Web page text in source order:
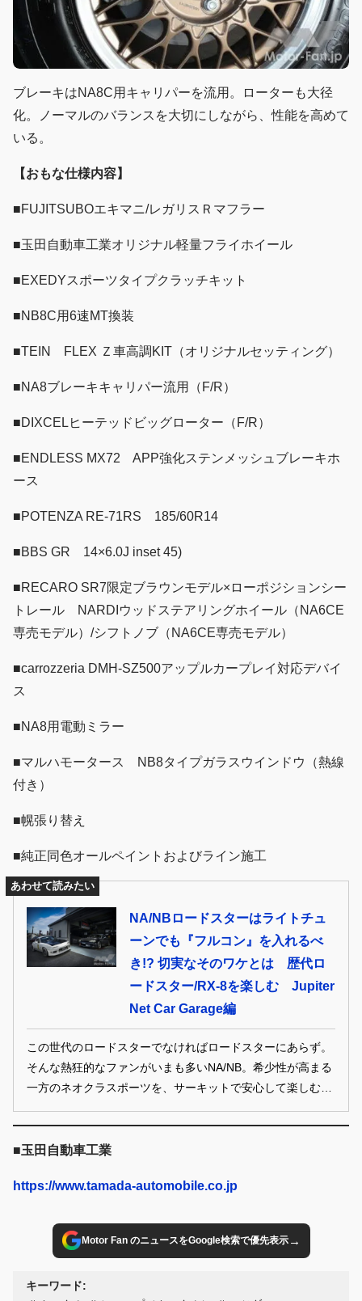
ブレーキはNA8C用キャリパーを流用。ローターも大径
化。ノーマルのバランスを大切にしながら、性能を高めて
いる。
【おもな仕様内容】
■FUJITSUBOエキマニ/レガリスＲマフラー
■玉田自動車工業オリジナル軽量フライホイール
■EXEDYスポーツタイプクラッチキット
■NB8C用6速MT換装
■TEIN FLEX Ｚ車高調KIT（オリジナルセッティング）
■NA8ブレーキキャリパー流用（F/R）
■DIXCELヒーテッドビッグローター（F/R）
■ENDLESS MX72 APP強化ステンメッシュブレーキホ
ース
■POTENZA RE-71RS 185/60R14
■BBS GR 14×6.0J inset 45)
■RECARO SR7限定ブラウンモデル×ローポジションシー
トレール NARDIウッドステアリングホイール（NA6CE
専売モデル）/シフトノブ（NA6CE専売モデル）
■carrozzeria DMH-SZ500アップルカープレイ対応デバイ
ス
■NA8用電動ミラー
■マルハモータース NB8タイプガラスウインドウ（熱線
付き）
■幌張り替え
■純正同色オールペイントおよびライン施工
あわせて読みたい
NA/NBロードスターはライトチュ
ーンでも『フルコン』を入れるべ
き!? 切実なそのワケとは 歴代ロ
ードスター/RX-8を楽しむ Jupiter
Net Car Garage編
この世代のロードスターでなければロードスターにあらず。
そんな熱狂的なファンがいまも多いNA/NB。希少性が高まる
一方のネオクラスポーツを、サーキットで安心して楽しむた
ヒデヒロ Text/勝森勇夫 本記事はレブスピード2025年1月号
からの抜粋です。
■玉田自動車工業
https://www.tamada-automobile.co.jp
Motor Fan のニュースをGoogle検索で優先表示→
キーワード: